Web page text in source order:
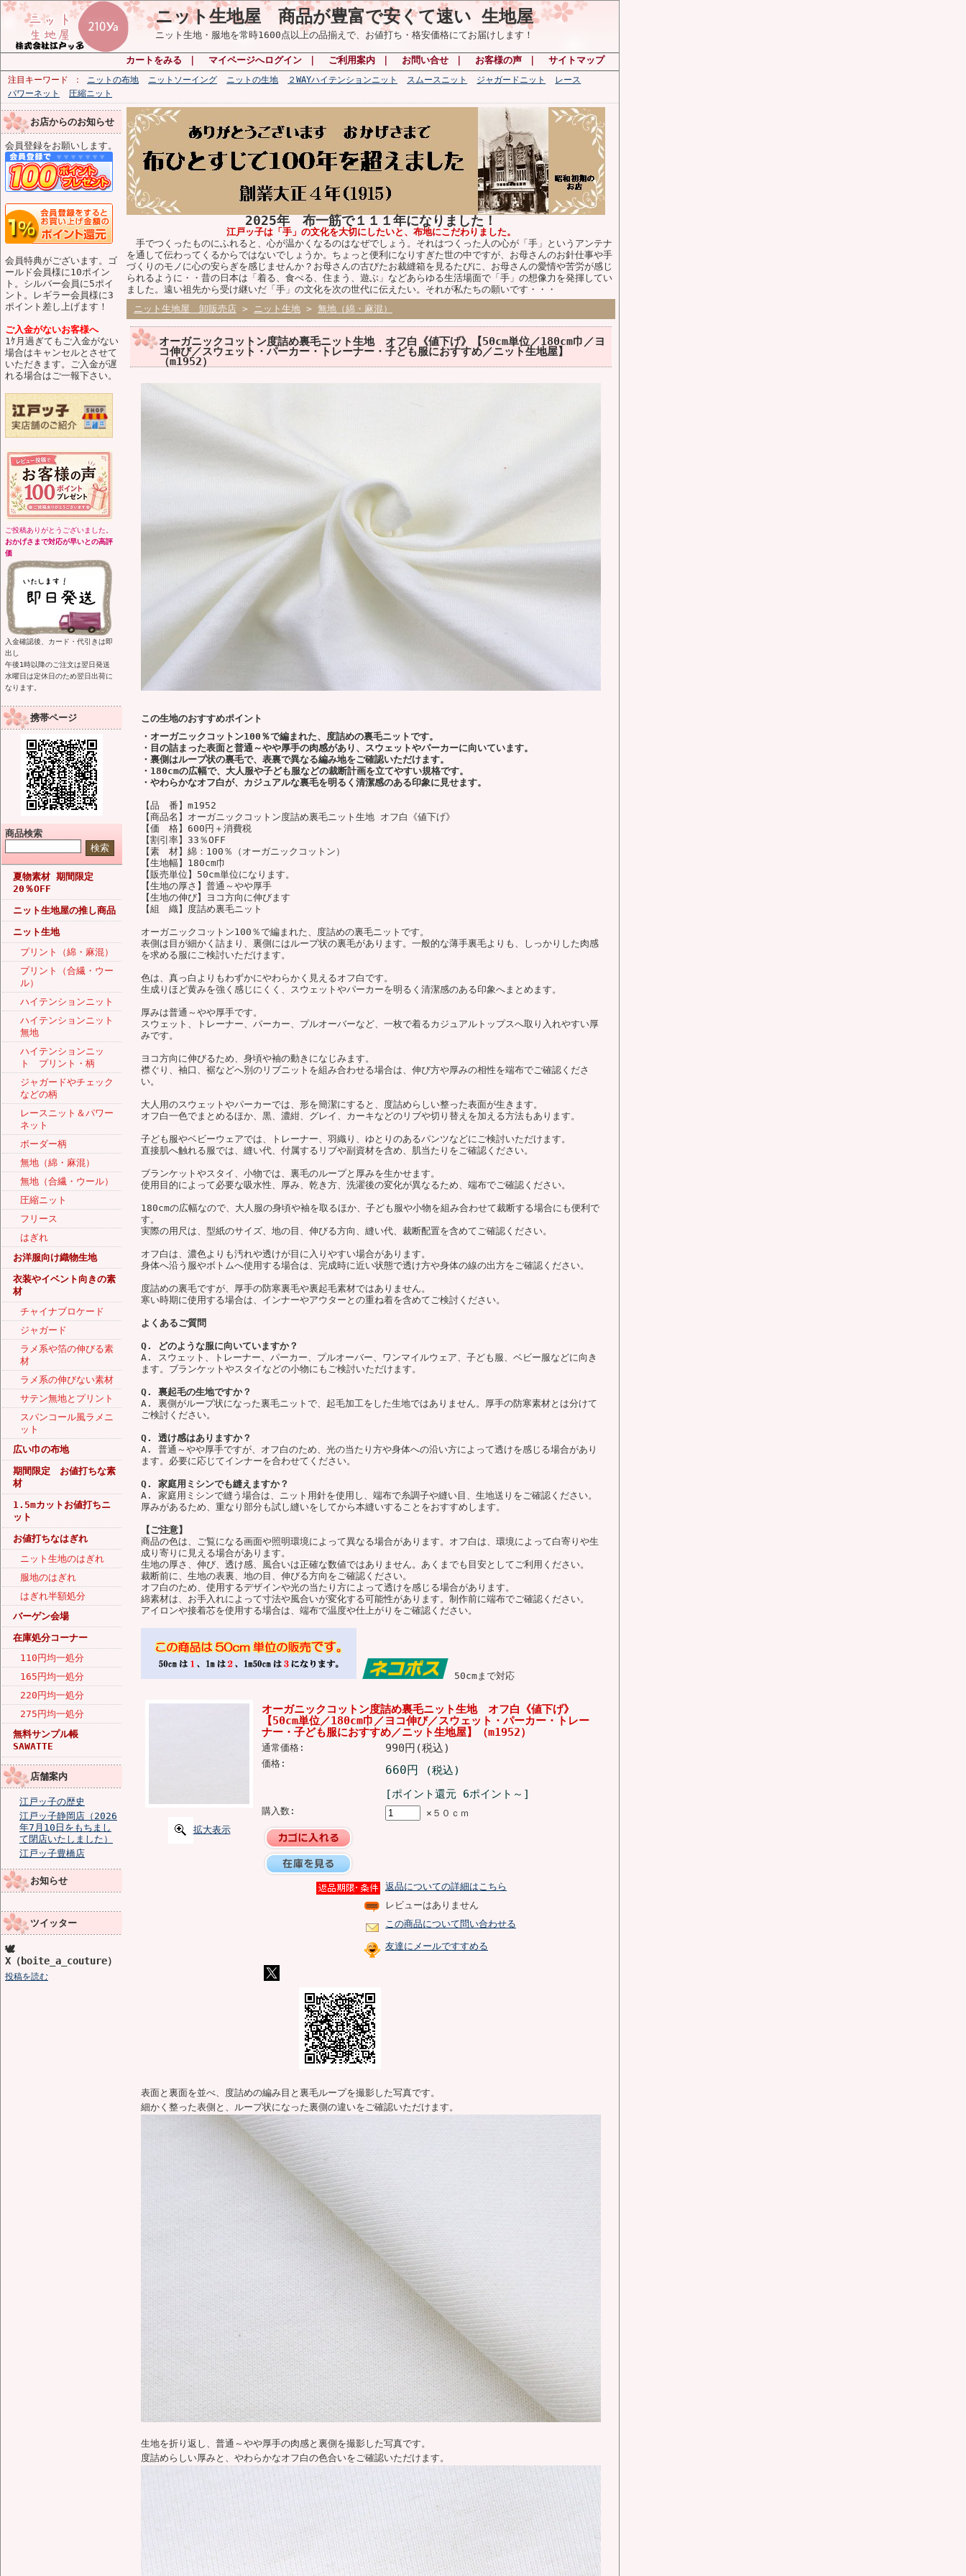
ニット生地屋 商品が豊富で安くて速い 生地屋
ニット生地・服地を常時1600点以上の品揃えで、お値打ち・格安価格にてお届けします！
カートをみる マイページへログイン ご利用案内 お問い合せ お客様の声 サイトマップ
注目キーワード ニットの布地 ニットソーイング ニットの生地 ２WAYハイテンションニット スムースニット ジャガードニット
レース
パワーネット
圧縮ニット
お店からのお知らせ
会員登録をお願いします。
会員特典がございます。ゴ
ールド会員様に10ポイン
ト。シルバー会員に5ポイ
ント。レギラー会員様に3
ポイント差し上げます！
ご入金がないお客様へ
1ｹ月過ぎてもご入金がない
場合はキャンセルとさせて
いただきます。ご入金が遅
れる場合はご一報下さい。
ご投稿ありがとうございました。
おかげさまで対応が早いとの高評
価
入金確認後、カード・代引きは即
出し
午後1時以降のご注文は翌日発送
水曜日は定休日のため翌日出荷に
なります。
携帯ページ
商品検索
夏物素材 期間限定
20％OFF
ニット生地屋の推し商品
ニット生地
プリント（綿・麻混）
プリント（合繊・ウー
ル）
ハイテンションニット
ハイテンションニット
無地
ハイテンションニッ
ト プリント・柄
ジャガードやチェック
などの柄
レースニット＆パワー
ネット
ボーダー柄
無地（綿・麻混）
無地（合繊・ウール）
圧縮ニット
フリース
はぎれ
お洋服向け織物生地
衣装やイベント向きの素
材
チャイナブロケード
ジャガード
ラメ系や箔の伸びる素
材
ラメ系の伸びない素材
サテン無地とプリント
スパンコール風ラメニ
ット
広い巾の布地
期間限定 お値打ちな素
材
1.5mカットお値打ちニ
ット
お値打ちなはぎれ
ニット生地のはぎれ
服地のはぎれ
はぎれ半額処分
バーゲン会場
在庫処分コーナー
110円均一処分
165円均一処分
220円均一処分
275円均一処分
無料サンプル帳
SAWATTE
店舗案内
江戸ッ子の歴史
江戸ッ子静岡店（2026
年7月10日をもちまし
て閉店いたしました）
江戸ッ子豊橋店
お知らせ
ツイッター
🕊️
X（boite_a_couture）
投稿を読む
2025年 布一筋で１１１年になりました！
江戸ッ子は「手」の文化を大切にしたいと、布地にこだわりました。
手でつくったものにふれると、心が温かくなるのはなぜでしょう。それはつくった人の心が「手」というアンテナ
を通して伝わってくるからではないでしょうか。ちょっと便利になりすぎた世の中ですが、お母さんのお針仕事や手
づくりのモノに心の安らぎを感じませんか？お母さんの古びたお裁縫箱を見るたびに、お母さんの愛情や苦労が感じ
られるように・・昔の日本は「着る、食べる、住まう、遊ぶ」などあらゆる生活場面で「手」の想像力を発揮してい
ました。遠い祖先から受け継いだ「手」の文化を次の世代に伝えたい。それが私たちの願いです・・・
ニット生地屋 卸販売店 > ニット生地 > 無地（綿・麻混）
オーガニックコットン度詰め裏毛ニット生地 オフ白《値下げ》【50cm単位／180cm巾／ヨ
コ伸び／スウェット・パーカー・トレーナー・子ども服におすすめ／ニット生地屋】
（m1952）
この生地のおすすめポイント
・オーガニックコットン100％で編まれた、度詰めの裏毛ニットです。
・目の詰まった表面と普通～やや厚手の肉感があり、スウェットやパーカーに向いています。
・裏側はループ状の裏毛で、表裏で異なる編み地をご確認いただけます。
・180cmの広幅で、大人服や子ども服などの裁断計画を立てやすい規格です。
・やわらかなオフ白が、カジュアルな裏毛を明るく清潔感のある印象に見せます。
【品 番】m1952
【商品名】オーガニックコットン度詰め裏毛ニット生地 オフ白《値下げ》
【価 格】600円＋消費税
【割引率】33％OFF
【素 材】綿：100％（オーガニックコットン）
【生地幅】180cm巾
【販売単位】50cm単位になります。
【生地の厚さ】普通～やや厚手
【生地の伸び】ヨコ方向に伸びます
【組 織】度詰め裏毛ニット
オーガニックコットン100％で編まれた、度詰めの裏毛ニットです。
表側は目が細かく詰まり、裏側にはループ状の裏毛があります。一般的な薄手裏毛よりも、しっかりした肉感
を求める服にご検討いただけます。
色は、真っ白よりもわずかにやわらかく見えるオフ白です。
生成りほど黄みを強く感じにくく、スウェットやパーカーを明るく清潔感のある印象へまとめます。
厚みは普通～やや厚手です。
スウェット、トレーナー、パーカー、プルオーバーなど、一枚で着るカジュアルトップスへ取り入れやすい厚
みです。
ヨコ方向に伸びるため、身頃や袖の動きになじみます。
襟ぐり、袖口、裾などへ別のリブニットを組み合わせる場合は、伸び方や厚みの相性を端布でご確認くださ
い。
大人用のスウェットやパーカーでは、形を簡潔にすると、度詰めらしい整った表面が生きます。
オフ白一色でまとめるほか、黒、濃紺、グレイ、カーキなどのリブや切り替えを加える方法もあります。
子ども服やベビーウェアでは、トレーナー、羽織り、ゆとりのあるパンツなどにご検討いただけます。
直接肌へ触れる服では、縫い代、付属するリブや副資材を含め、肌当たりをご確認ください。
ブランケットやスタイ、小物では、裏毛のループと厚みを生かせます。
使用目的によって必要な吸水性、厚み、乾き方、洗濯後の変化が異なるため、端布でご確認ください。
180cmの広幅なので、大人服の身頃や袖を取るほか、子ども服や小物を組み合わせて裁断する場合にも便利で
す。
実際の用尺は、型紙のサイズ、地の目、伸びる方向、縫い代、裁断配置を含めてご確認ください。
オフ白は、濃色よりも汚れや透けが目に入りやすい場合があります。
身体へ沿う服やボトムへ使用する場合は、完成時に近い状態で透け方や身体の線の出方をご確認ください。
度詰めの裏毛ですが、厚手の防寒裏毛や裏起毛素材ではありません。
寒い時期に使用する場合は、インナーやアウターとの重ね着を含めてご検討ください。
よくあるご質問
Q. どのような服に向いていますか？
A. スウェット、トレーナー、パーカー、プルオーバー、ワンマイルウェア、子ども服、ベビー服などに向き
ます。ブランケットやスタイなどの小物にもご検討いただけます。
Q. 裏起毛の生地ですか？
A. 裏側がループ状になった裏毛ニットで、起毛加工をした生地ではありません。厚手の防寒素材とは分けて
ご検討ください。
Q. 透け感はありますか？
A. 普通～やや厚手ですが、オフ白のため、光の当たり方や身体への沿い方によって透けを感じる場合があり
ます。必要に応じてインナーを合わせてください。
Q. 家庭用ミシンでも縫えますか？
A. 家庭用ミシンで縫う場合は、ニット用針を使用し、端布で糸調子や縫い目、生地送りをご確認ください。
厚みがあるため、重なり部分も試し縫いをしてから本縫いすることをおすすめします。
【ご注意】
商品の色は、ご覧になる画面や照明環境によって異なる場合があります。オフ白は、環境によって白寄りや生
成り寄りに見える場合があります。
生地の厚さ、伸び、透け感、風合いは正確な数値ではありません。あくまでも目安としてご利用ください。
裁断前に、生地の表裏、地の目、伸びる方向をご確認ください。
オフ白のため、使用するデザインや光の当たり方によって透けを感じる場合があります。
綿素材は、お手入れによって寸法や風合いが変化する可能性があります。制作前に端布でご確認ください。
アイロンや接着芯を使用する場合は、端布で温度や仕上がりをご確認ください。
50cmまで対応
拡大表示
オーガニックコットン度詰め裏毛ニット生地 オフ白《値下げ》
【50cm単位／180cm巾／ヨコ伸び／スウェット・パーカー・トレー
ナー・子ども服におすすめ／ニット生地屋】（m1952）
通常価格: 990円(税込)
価格: 660円
(税込)
[ポイント還元 6ポイント～]
購入数: ×５０ｃｍ
返品についての詳細はこちら
レビューはありません
この商品について問い合わせる
友達にメールですすめる
表面と裏面を並べ、度詰めの編み目と裏毛ループを撮影した写真です。
細かく整った表側と、ループ状になった裏側の違いをご確認いただけます。
生地を折り返し、普通～やや厚手の肉感と裏側を撮影した写真です。
度詰めらしい厚みと、やわらかなオフ白の色合いをご確認いただけます。